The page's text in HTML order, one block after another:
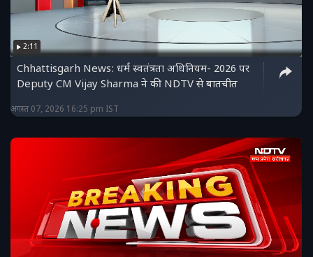
2:11
Chhattisgarh News: धर्म स्वतंत्रता अधिनियम- 2026 पर
Deputy CM Vijay Sharma ने की NDTV से बातचीत
अगस्त 07, 2026 16:25 pm IST